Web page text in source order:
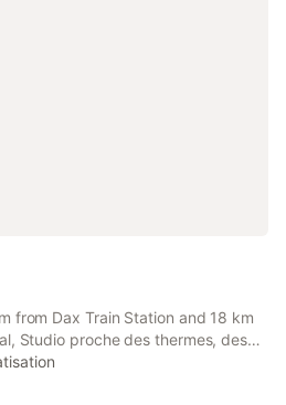
from Dax Train Station and 18 km
Studio proche des thermes, des
offers a garden and air